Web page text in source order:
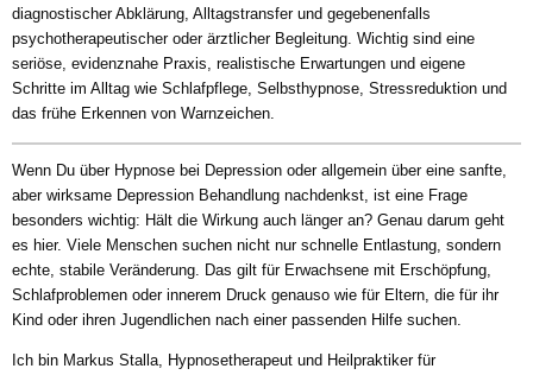
diagnostischer Abklärung, Alltagstransfer und gegebenenfalls
psychotherapeutischer oder ärztlicher Begleitung. Wichtig sind eine
seriöse, evidenznahe Praxis, realistische Erwartungen und eigene
Schritte im Alltag wie Schlafpflege, Selbsthypnose, Stressreduktion und
das frühe Erkennen von Warnzeichen.
Wenn Du über Hypnose bei Depression oder allgemein über eine sanfte,
aber wirksame Depression Behandlung nachdenkst, ist eine Frage
besonders wichtig: Hält die Wirkung auch länger an? Genau darum geht
es hier. Viele Menschen suchen nicht nur schnelle Entlastung, sondern
echte, stabile Veränderung. Das gilt für Erwachsene mit Erschöpfung,
Schlafproblemen oder innerem Druck genauso wie für Eltern, die für ihr
Kind oder ihren Jugendlichen nach einer passenden Hilfe suchen.
Ich bin Markus Stalla, Hypnosetherapeut und Heilpraktiker für